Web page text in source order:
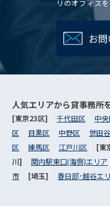
リのオフィス
お
人気エリアから貸事務所
[東京23区] 千代田区 中
区
目黒区 中野区 世田
区
練馬区 江戸川区 [東
川] 関内駅東口(海側)エリア
市
[埼玉] 春日部･越谷エ